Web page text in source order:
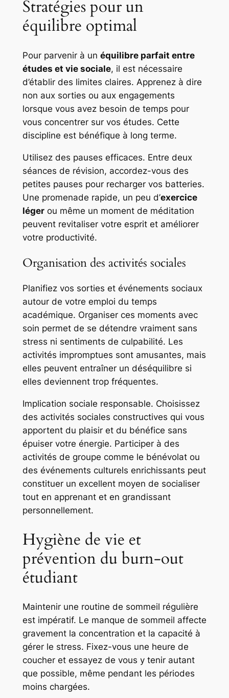
Stratégies pour un
équilibre optimal
Pour parvenir à un équilibre parfait entre
études et vie sociale, il est nécessaire
d’établir des limites claires. Apprenez à dire
non aux sorties ou aux engagements
lorsque vous avez besoin de temps pour
vous concentrer sur vos études. Cette
discipline est bénéfique à long terme.
Utilisez des pauses efficaces. Entre deux
séances de révision, accordez-vous des
petites pauses pour recharger vos batteries.
Une promenade rapide, un peu d’exercice
légerou même un moment de méditation
peuvent revitaliser votre esprit et améliorer
votre productivité.
Organisation des activités sociales
Planifiez vos sorties et événements sociaux
autour de votre emploi du temps
académique. Organiser ces moments avec
soin permet de se détendre vraiment sans
stress ni sentiments de culpabilité. Les
activités impromptues sont amusantes, mais
elles peuvent entraîner un déséquilibre si
elles deviennent trop fréquentes.
Implication sociale responsable. Choisissez
des activités sociales constructives qui vous
apportent du plaisir et du bénéfice sans
épuiser votre énergie. Participer à des
activités de groupe comme le bénévolat ou
des événements culturels enrichissants peut
constituer un excellent moyen de socialiser
tout en apprenant et en grandissant
personnellement.
Hygiène de vie et
prévention du burn-out
étudiant
Maintenir une routine de sommeil régulière
est impératif. Le manque de sommeil affecte
gravement la concentration et la capacité à
gérer le stress. Fixez-vous une heure de
coucher et essayez de vous y tenir autant
que possible, même pendant les périodes
moins chargées.